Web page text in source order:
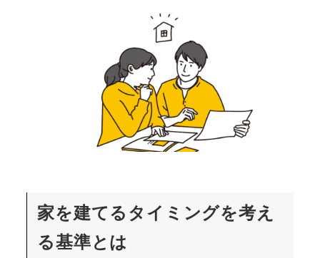
家を建てるタイミングを考え
る基準とは